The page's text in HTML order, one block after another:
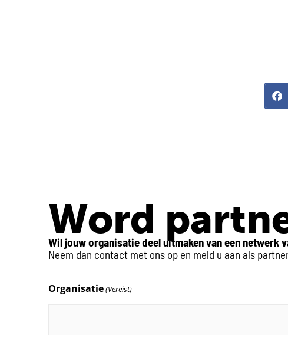
Word
Wil jouw organisatie deel uitmaken van een
Neem dan contact met ons op en meld u aan als
Organisatie(Vereist)